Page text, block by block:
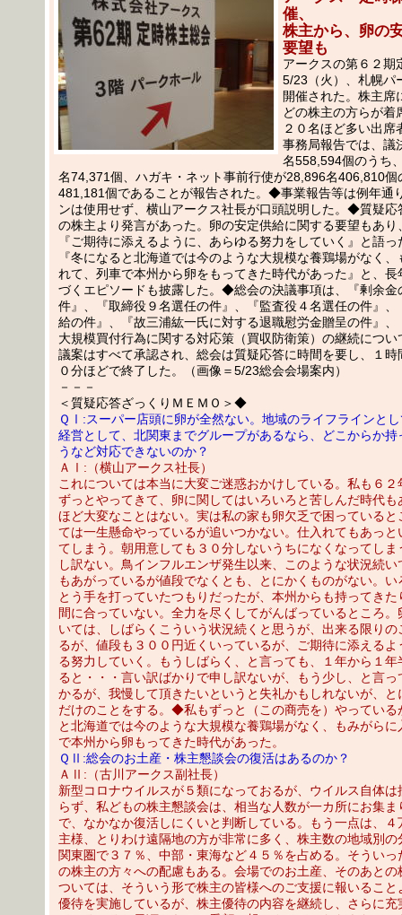
催、
株主から、卵の
要望も
アークスの第６２期
5/23（火）、札幌パ
開催された。株主席
どの株主の方らが着
２０名ほど多い出
事務局報告では、議
名558,594個のうち
名74,371個、ハガキ・ネット事前行使が28,896名406,810個
481,181個であることが報告された。◆事業報告等は例年通
ンは使用せず、横山アークス社長が口頭説明した。◆質疑応
の株主より発言があった。卵の安定供給に関する要望もあり
『ご期待に添えるように、あらゆる努力をしていく』と語
『冬になると北海道では今のような大規模な養鶏場がなく
れて、列車で本州から卵をもってきた時代があった』と、長
づくエピソードも披露した。◆総会の決議事項は、『剰余金
件』、『取締役９名選任の件』、『監査役４名選任の件』、
給の件』、『故三浦紘一氏に対する退職慰労金贈呈の件』、
大規模買付行為に関する対応策（買収防衛策）の継続につい
議案はすべて承認され、総会は質疑応答に時間を要し、１時
０分ほどで終了した。（画像＝5/23総会会場案内）
－－－
＜質疑応答ざっくりＭＥＭＯ＞◆
ＱⅠ:スーパー店頭に卵が全然ない。地域のライフラインと
経営として、北関東までグループがあるなら、どこからか持
うなど対応できないのか？
ＡⅠ:（横山アークス社長）
これについては本当に大変ご迷惑おかけしている。私も６２
ずっとやってきて、卵に関してはいろいろと苦しんだ時代も
ほど大変なことはない。実は私の家も卵欠乏で困っていると
ては一生懸命やっているが追いつかない。仕入れてもあっと
てしまう。朝用意しても３０分しないうちになくなってしま
し訳ない。鳥インフルエンザ発生以来、このような状況続い
もあがっているが値段でなくとも、とにかくものがない。い
とう手を打っていたつもりだったが、本州からも持ってきた
間に合っていない。全力を尽くしてがんばっているところ。
いては、しばらくこういう状況続くと思うが、出来る限りの
るが、値段も３００円近くいっているが、ご期待に添えるよ
る努力していく。もうしばらく、と言っても、１年から１年
ると・・・言い訳ばかりで申し訳ないが、もう少し、と言っ
かるが、我慢して頂きたいというと失礼かもしれないが、と
だけのことをする。◆私もずっと（この商売を）やっている
と北海道では今のような大規模な養鶏場がなく、もみがらに
で本州から卵もってきた時代があった。
ＱⅡ:総会のお土産・株主懇談会の復活はあるのか？
ＡⅡ:（古川アークス副社長）
新型コロナウイルスが５類になっておるが、ウイルス自体は
らず、私どもの株主懇談会は、相当な人数が一カ所にお集ま
で、なかなか復活しにくいと判断している。もう一点は、４
主様、とりわけ遠隔地の方が非常に多く、株主数の地域別の
関東圏で３７％、中部・東海など４５％を占める。そういっ
の株主の方々への配慮もある。会場でのお土産、そのあとの
ついては、そういう形で株主の皆様へのご支援に報いること
優待を実施しているが、株主優待の内容を継続し、さらに充